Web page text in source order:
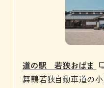
道の駅 若狭おばま
舞鶴若狭自動車道の